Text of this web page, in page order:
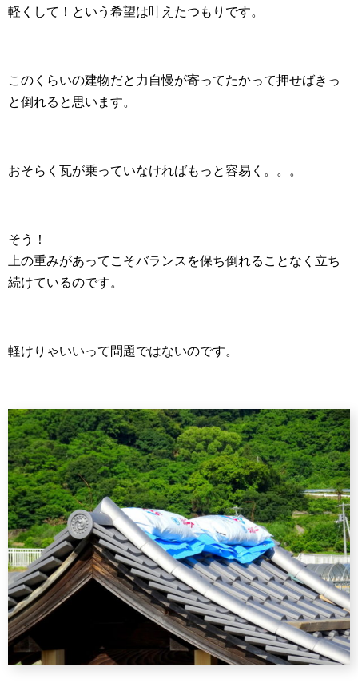
軽くして！という希望は叶えたつもりです。
このくらいの建物だと力自慢が寄ってたかって押せばきっ
と倒れると思います。
おそらく瓦が乗っていなければもっと容易く。。。
そう！
上の重みがあってこそバランスを保ち倒れることなく立ち
続けているのです。
軽けりゃいいって問題ではないのです。